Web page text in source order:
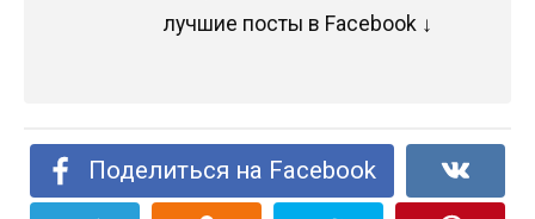
лучшие посты в Facebook ↓
Поделиться на Facebook